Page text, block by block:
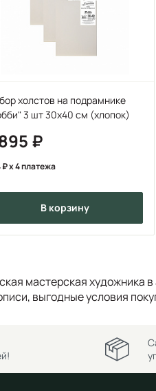
холстов на подрамнике
"Хобби" 3 шт 30х40 см (хлопок)
x 4 платежа
в корзину
мастерская художника
выгодные условия